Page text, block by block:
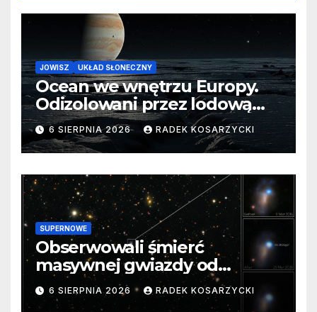
JOWISZ UKŁAD SŁONECZNY
Ocean we wnętrzu Europy.
Odizolowani przez lodową
barierę
6 SIERPNIA 2026 RADEK KOSARZYCKI
SUPERNOWE
Obserwowali śmierć
masywnej gwiazdy od
samego początku. Niezwykle
cenne dane
6 SIERPNIA 2026 RADEK KOSARZYCKI